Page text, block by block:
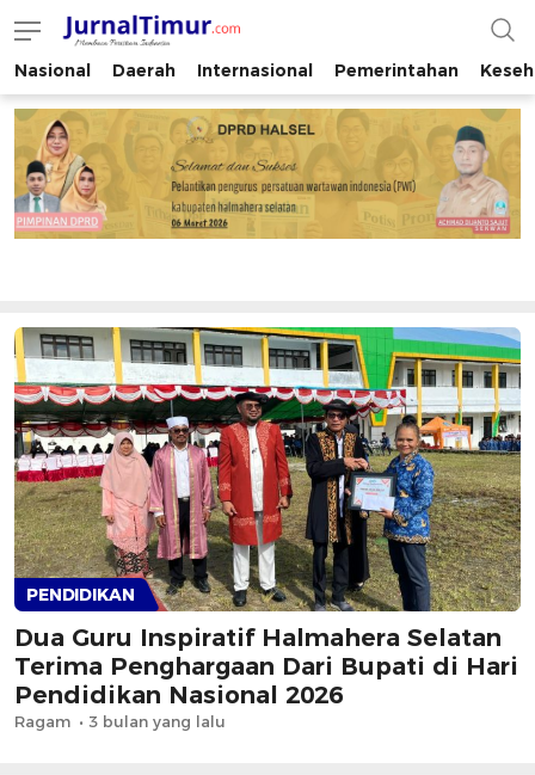
JurnalTimur.com
Membaca Peristiwa Indonesia
Nasional Daerah Internasional Pemerintahan
PENDIDIKAN
Dua Guru Inspiratif Halmahera Selatan
Terima Penghargaan Dari Bupati di Hari
Pendidikan Nasional 2026
Ragam 3 bulan yang lalu